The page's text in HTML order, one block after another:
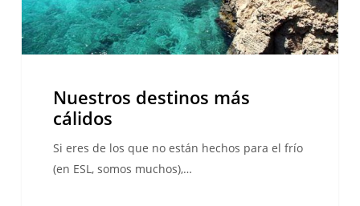
Nuestros destinos más
cálidos
Si eres de los que no están hechos para el frío
(en ESL, somos muchos),…